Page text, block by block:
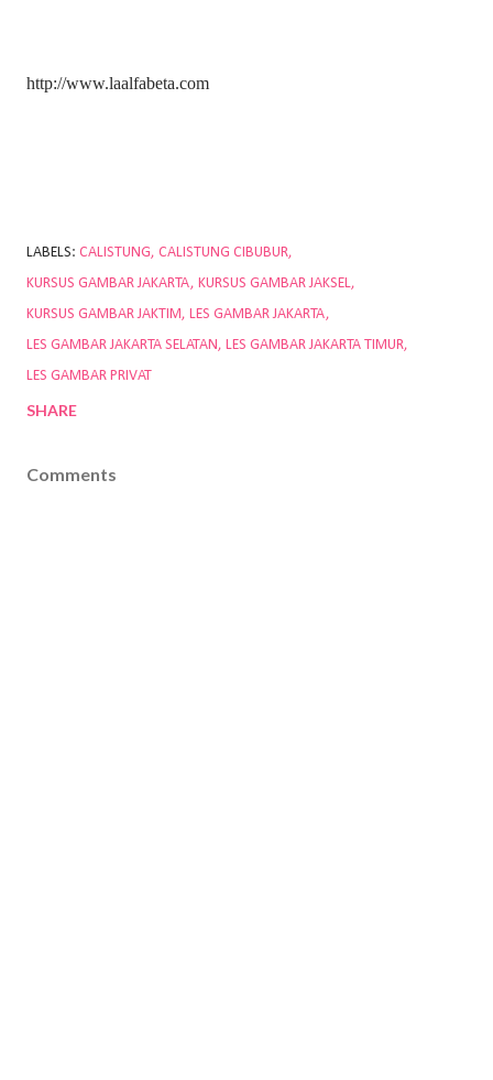
http://www.laalfabeta.com
LABELS: CALISTUNG CALISTUNG CIBUBUR
KURSUS GAMBAR JAKARTA
KURSUS GAMBAR JAKSEL
KURSUS GAMBAR JAKTIM
LES GAMBAR JAKARTA
LES GAMBAR JAKARTA SELATAN
LES GAMBAR JAKARTA TIMUR
LES GAMBAR PRIVAT
SHARE
Comments